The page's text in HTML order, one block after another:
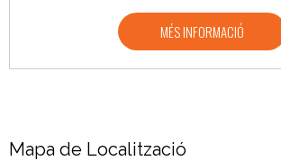
MÉS INFORMACIÓ
Mapa de Localització